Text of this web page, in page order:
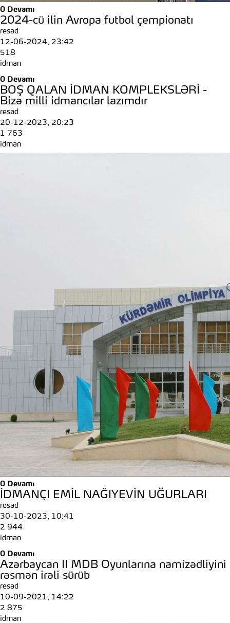
0 Devamı
2024-cü ilin Avropa futbol çempionatı
resad
12-06-2024, 23:42
518
idman
0 Devamı
BOŞ QALAN İDMAN KOMPLEKSLƏRİ -
Bizə milli idmancılar lazımdır
resad
20-12-2023, 20:23
1 763
idman
0 Devamı
İDMANÇI EMİL NAĞIYEVİN UĞURLARI
resad
30-10-2023, 10:41
2 944
idman
0 Devamı
Azərbaycan II MDB Oyunlarına namizədliyini
rəsmən irəli sürüb
resad
10-09-2021, 14:22
2 875
idman